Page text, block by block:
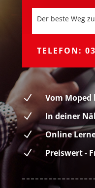
Der beste Weg
TELEFON:
N
Vom
N
In deiner
N
Online
N
Preiswert -